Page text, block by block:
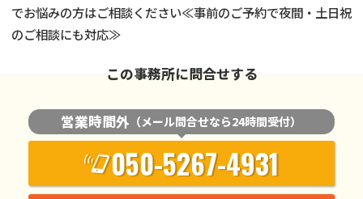
でお悩みの方はご相談ください≪事前のご予約で夜間・土日祝
のご相談にも対応≫
この事務所に問合せする
営業時間外 （メール問合せなら24時間受付）
050-5267-4931